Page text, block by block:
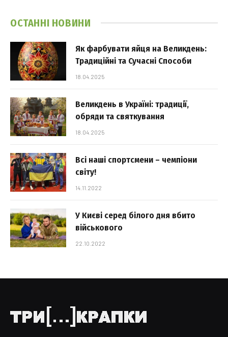
ОСТАННІ НОВИНИ
Як фарбувати яйця на Великдень:
Традиційні та Сучасні Способи
18.04.2025
Великдень в Україні: традиції,
обряди та святкування
18.04.2025
Всі наші спортсмени – чемпіони
світу!
14.11.2022
У Києві серед білого дня вбито
військового
22.10.2022